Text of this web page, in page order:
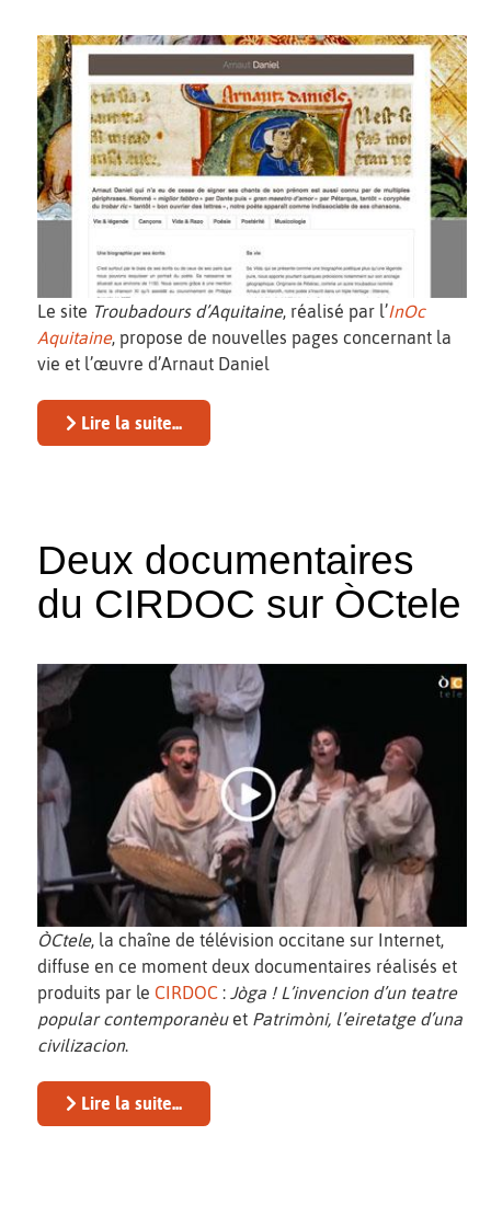
Le site Troubadours d’Aquitaine, réalisé par l’InOc
Aquitaine, propose de nouvelles pages concernant la
vie et l’œuvre d’Arnaut Daniel
Lire la suite...
Deux documentaires
du CIRDOC sur ÒCtele
ÒCtele, la chaîne de télévision occitane sur Internet,
diffuse en ce moment deux documentaires réalisés et
produits par le CIRDOC : Jòga ! L’invencion d’un teatre
popular contemporanèuet Patrimòni, l’eiretatge d’una
civilizacion.
Lire la suite...